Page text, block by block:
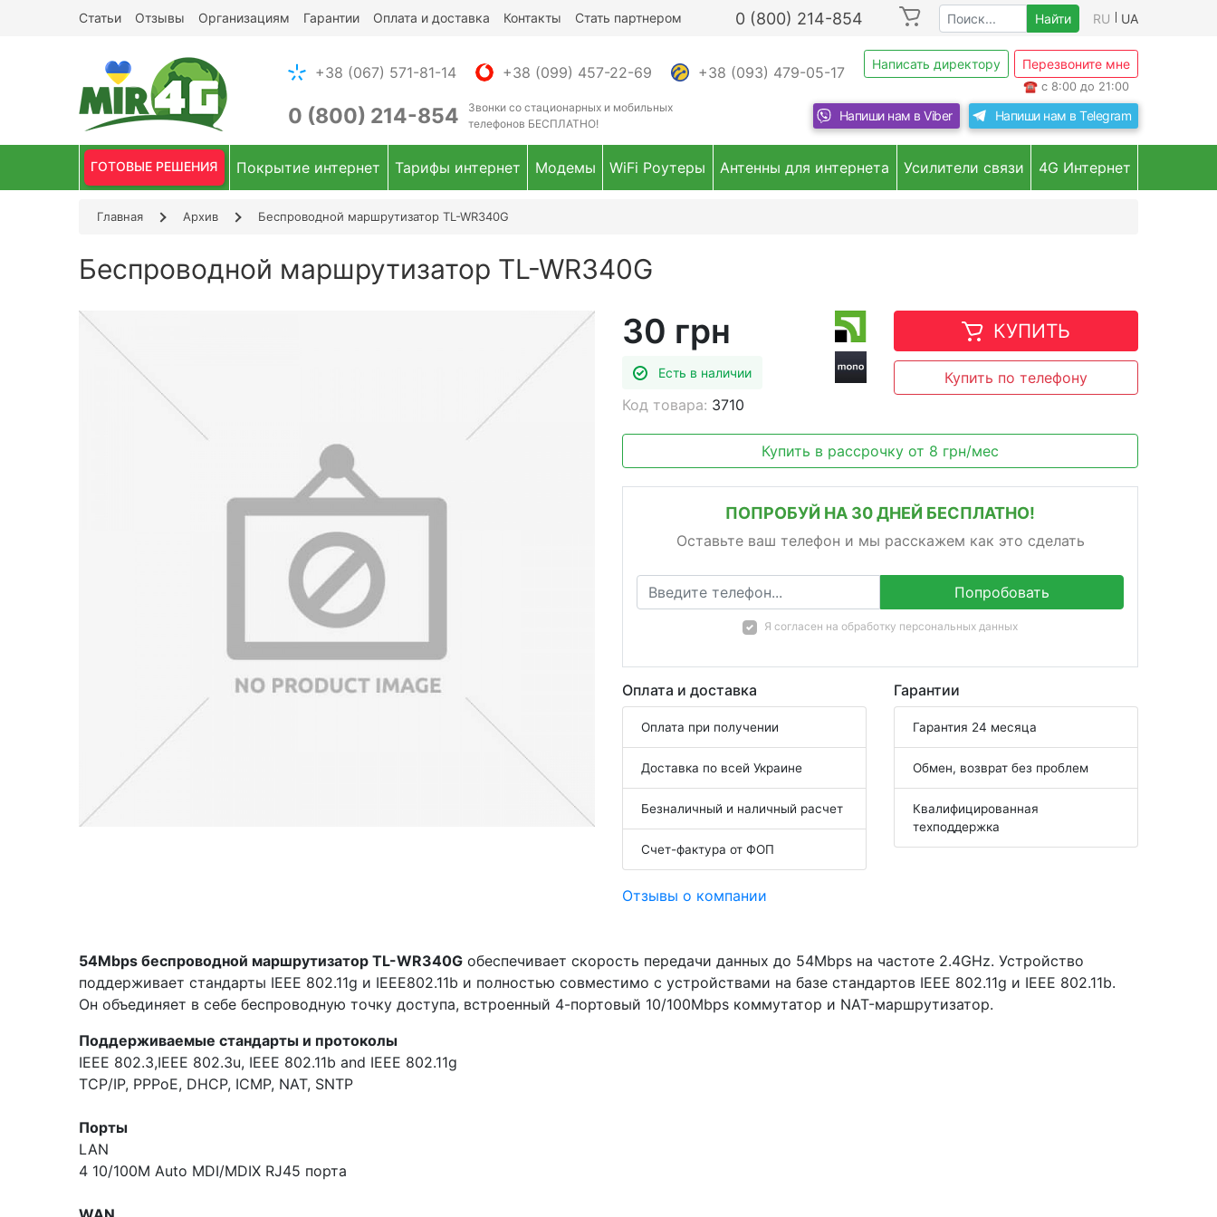
Статьи Отзывы Организациям Гарантии Оплата и доставка Контакты Стать партнером 0 (800) 214-854 Найти RU UA
+38 (067) 571-81-14 +38 (099) 457-22-69 +38 (093) 479-05-17 Написать директору Перезвоните мне
☎ с 8:00 до 21:00
0 (800) 214-854 Звонки со стационарных и мобильных
телефонов БЕСПЛАТНО! Напиши нам в Viber Напиши нам в Telegram
ГОТОВЫЕ РЕШЕНИЯ Покрытие интернет Тарифы интернет Модемы WiFi Роутеры Антенны для интернета Усилители связи 4G Интернет
Главная Архив Беспроводной маршрутизатор TL-WR340G
Беспроводной маршрутизатор TL-WR340G
30 грн
Есть в наличии
Код товара: 3710
КУПИТЬ
Купить по телефону
Купить в рассрочку от 8 грн/мес
ПОПРОБУЙ НА 30 ДНЕЙ БЕСПЛАТНО!
Оставьте ваш телефон и мы расскажем как это сделать
Попробовать
Я согласен на обработку персональных данных
Оплата и доставка
Оплата при получении
Доставка по всей Украине
Безналичный и наличный расчет
Счет-фактура от ФОП
Гарантии
Гарантия 24 месяца
Обмен, возврат без проблем
Квалифицированная
техподдержка
Отзывы о компании
54Mbps беспроводной маршрутизатор TL-WR340G обеспечивает скорость передачи данных до 54Mbps на частоте 2.4GHz. Устройство
поддерживает стандарты IEEE 802.11g и IEEE802.11b и полностью совместимо с устройствами на базе стандартов IEEE 802.11g и IEEE 802.11b.
Он объединяет в себе беспроводную точку доступа, встроенный 4-портовый 10/100Mbps коммутатор и NAT-маршрутизатор.
Поддерживаемые стандарты и протоколы
IEEE 802.3,IEEE 802.3u, IEEE 802.11b and IEEE 802.11g
TCP/IP, PPPoE, DHCP, ICMP, NAT, SNTP
Порты
LAN
4 10/100M Auto MDI/MDIX RJ45 порта